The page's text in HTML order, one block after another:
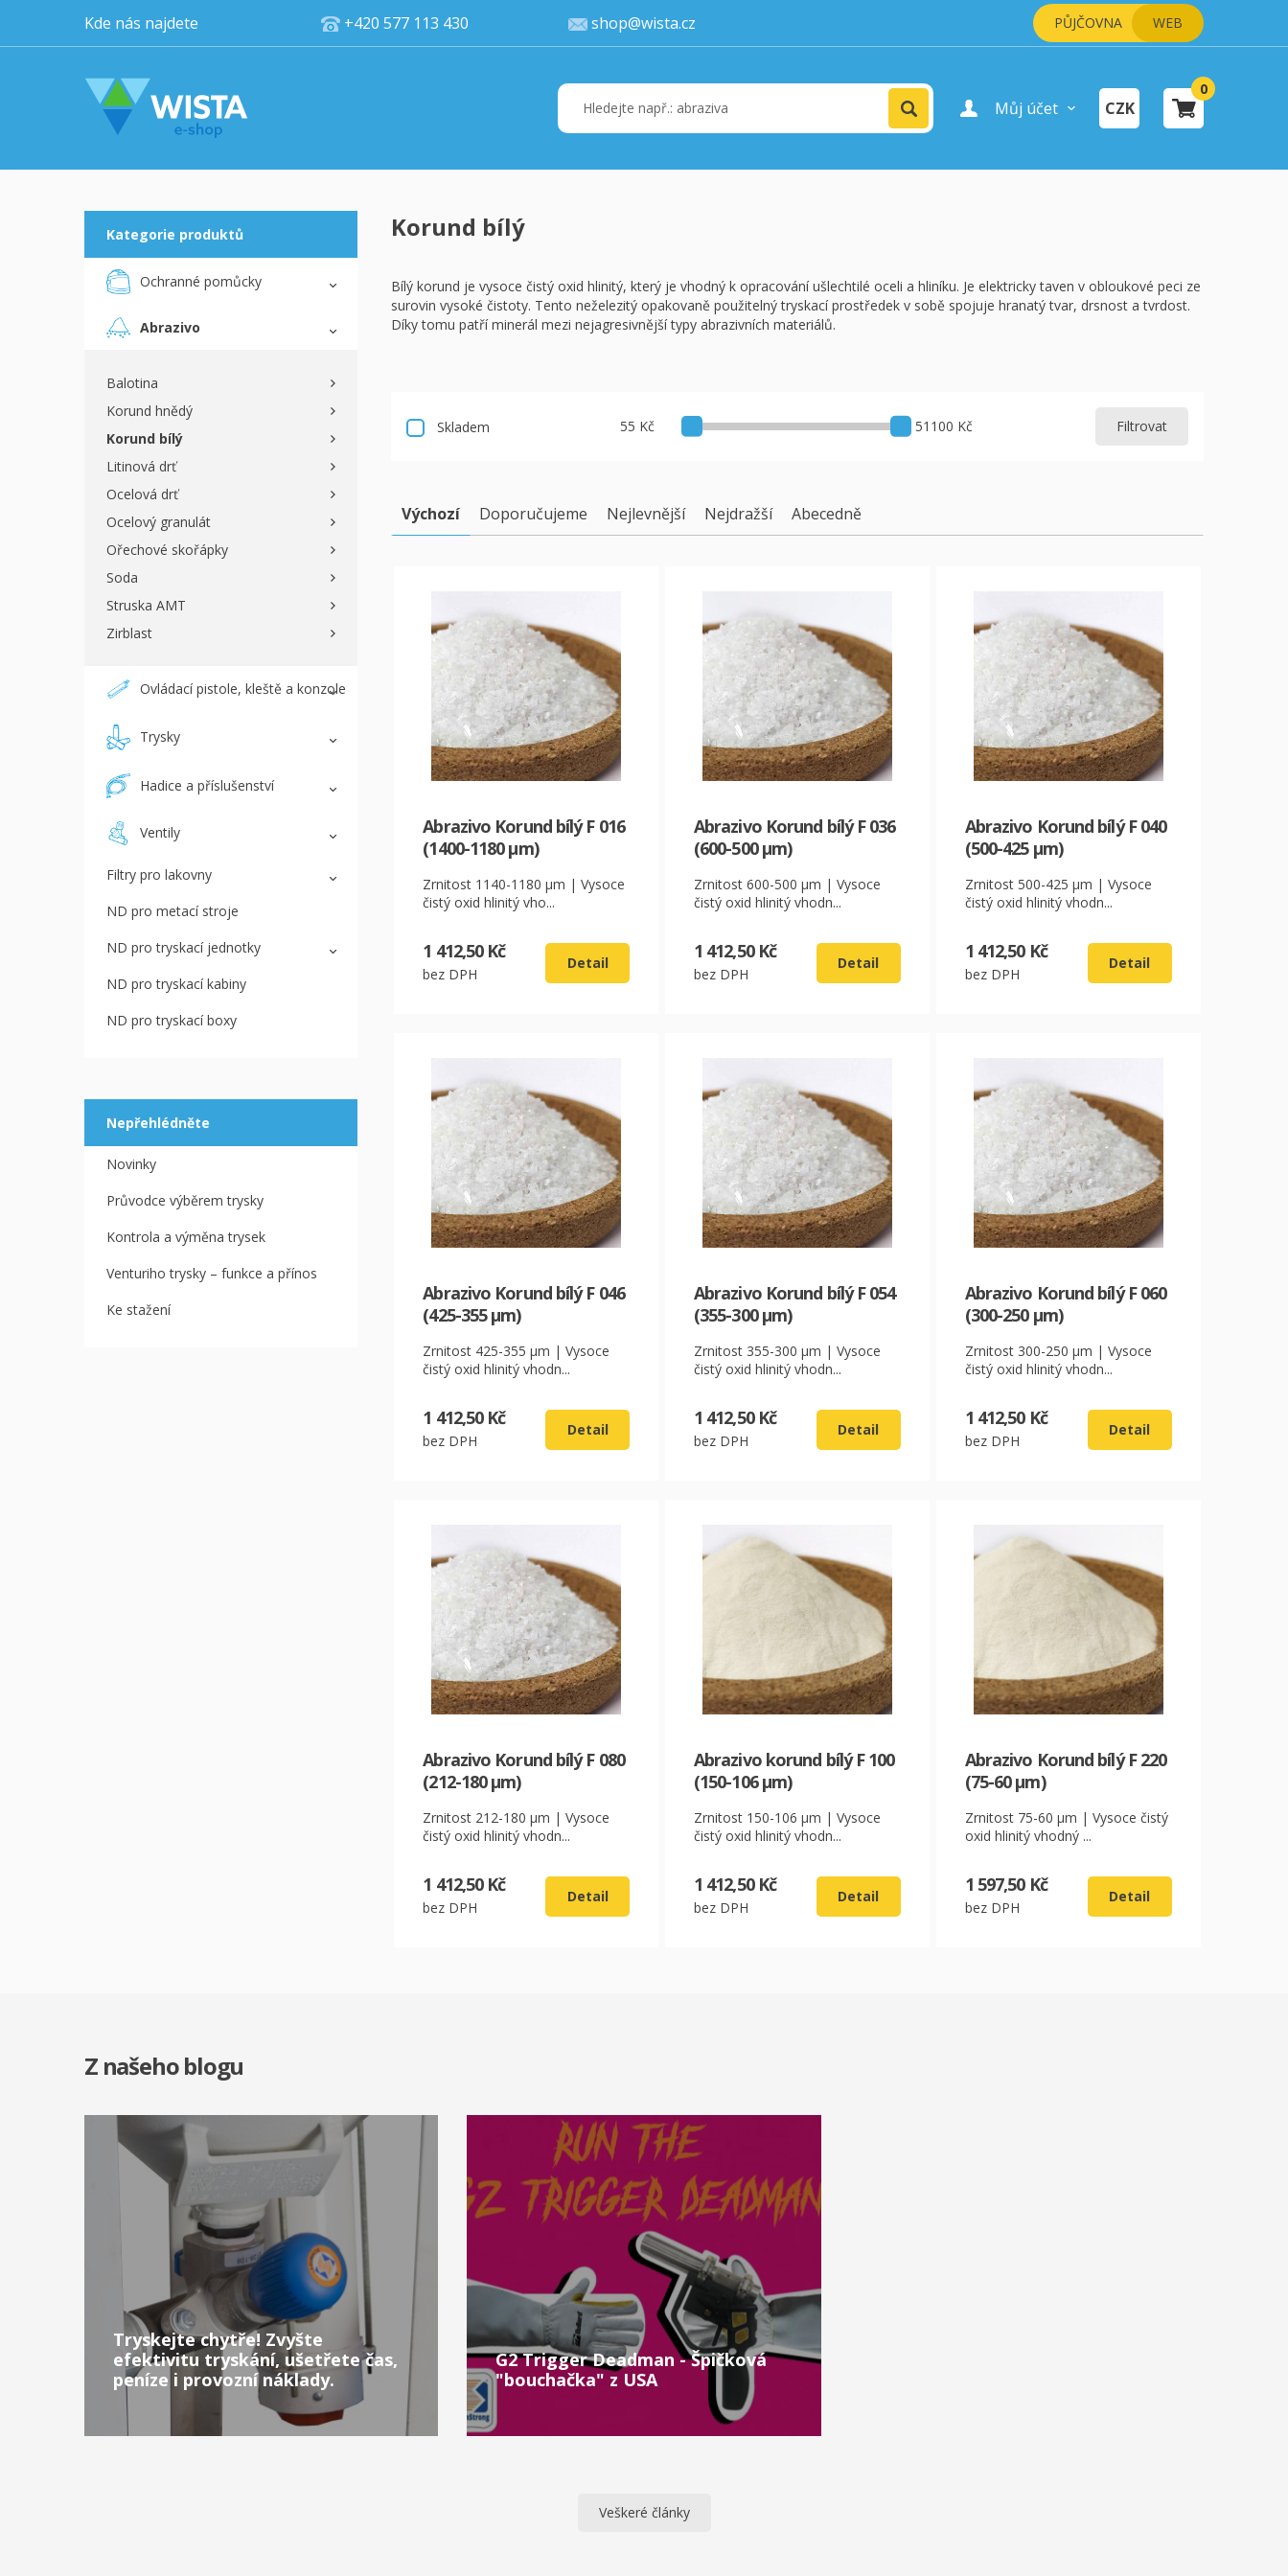
Kde nás najdete +420 577 113 430 shop@wista.cz PŮJČOVNA WEB
Vyhledat
Můj účet
Přihlášení uživatele
CZK
0
K pokladně
Kategorie produktů
Ochranné pomůcky
Abrazivo
Balotina
Korund hnědý
Korund bílý
Litinová drť
Ocelová drť
Ocelový granulát
Ořechové skořápky
Soda
Struska AMT
Zirblast
Ovládací pistole, kleště a konzole
Trysky
Hadice a příslušenství
Ventily
Filtry pro lakovny
ND pro metací stroje
ND pro tryskací jednotky
ND pro tryskací kabiny
ND pro tryskací boxy
Nepřehlédněte
Novinky
Průvodce výběrem trysky
Kontrola a výměna trysek
Venturiho trysky – funkce a přínos
Ke stažení
Korund bílý
Bílý korund je vysoce čistý oxid hlinitý, který je vhodný k opracování ušlechtilé oceli a hliníku. Je elektricky taven v obloukové peci ze
surovin vysoké čistoty. Tento neželezitý opakovaně použitelný tryskací prostředek v sobě spojuje hranatý tvar, drsnost a tvrdost.
Díky tomu patří minerál mezi nejagresivnější typy abrazivních materiálů.
Skladem 55 Kč 51100 Kč Filtrovat
Výchozí Doporučujeme Nejlevnější Nejdražší Abecedně
Abrazivo Korund bílý F 016
(1400-1180 µm)
Zrnitost 1140-1180 µm | Vysoce
čistý oxid hlinitý vho...
1 412,50 Kč
bez DPH
Detail
Abrazivo Korund bílý F 036
(600-500 µm)
Zrnitost 600-500 µm | Vysoce
čistý oxid hlinitý vhodn...
1 412,50 Kč
bez DPH
Detail
Abrazivo Korund bílý F 040
(500-425 µm)
Zrnitost 500-425 µm | Vysoce
čistý oxid hlinitý vhodn...
1 412,50 Kč
bez DPH
Detail
Abrazivo Korund bílý F 046
(425-355 µm)
Zrnitost 425-355 µm | Vysoce
čistý oxid hlinitý vhodn...
1 412,50 Kč
bez DPH
Detail
Abrazivo Korund bílý F 054
(355-300 µm)
Zrnitost 355-300 µm | Vysoce
čistý oxid hlinitý vhodn...
1 412,50 Kč
bez DPH
Detail
Abrazivo Korund bílý F 060
(300-250 µm)
Zrnitost 300-250 µm | Vysoce
čistý oxid hlinitý vhodn...
1 412,50 Kč
bez DPH
Detail
Abrazivo Korund bílý F 080
(212-180 µm)
Zrnitost 212-180 µm | Vysoce
čistý oxid hlinitý vhodn...
1 412,50 Kč
bez DPH
Detail
Abrazivo korund bílý F 100
(150-106 µm)
Zrnitost 150-106 µm | Vysoce
čistý oxid hlinitý vhodn...
1 412,50 Kč
bez DPH
Detail
Abrazivo Korund bílý F 220
(75-60 µm)
Zrnitost 75-60 µm | Vysoce čistý
oxid hlinitý vhodný ...
1 597,50 Kč
bez DPH
Detail
Z našeho blogu
Tryskejte chytře! Zvyšte
efektivitu tryskání, ušetřete čas,
peníze i provozní náklady.
G2 Trigger Deadman - Špičková
"bouchačka" z USA
Veškeré články